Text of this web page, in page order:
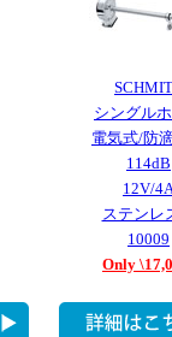
シングル
電気式/防
114dB
12V/
ステンレ
10009
Only